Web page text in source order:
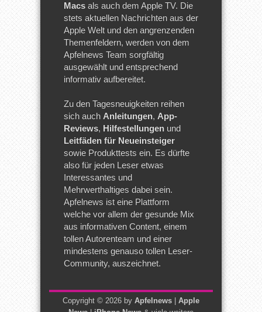
Macs als auch dem Apple TV. Die
stets aktuellen Nachrichten aus der
Apple Welt und den angrenzenden
Themenfeldern, werden von dem
Apfelnews Team sorgfältig
ausgewählt und entsprechend
informativ aufbereitet.
Zu den Tagesneuigkeiten reihen
sich auch Anleitungen, App-
Reviews, Hilfestellungen und
Leitfäden für Neueinsteiger
sowie Produkttests ein. Es dürfte
also für jeden Leser etwas
Interessantes und
Mehrwerthaltiges dabei sein.
Apfelnews ist eine Plattform
welche vor allem der gesunde Mix
aus informativen Content, einem
tollen Autorenteam und einer
mindestens genauso tollen Leser-
Community, auszeichnet.
Copyright © 2026 by Apfelnews
Apple